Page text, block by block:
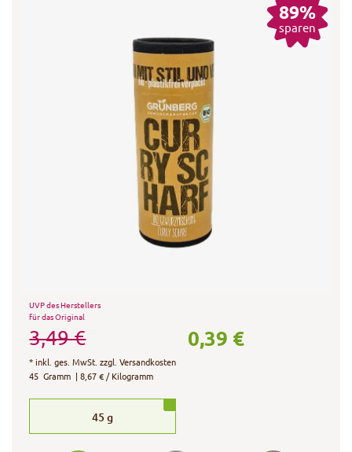
89%
sparen
UVP des Herstellers
für das Original
3,49 € 0,39 €
*inkl. ges. MwSt. zzgl.Versandkosten
45 Gramm | 8,67 € / Kilogramm
45 g